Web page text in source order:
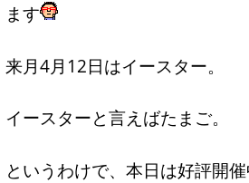
ます
来月4月12日はイースター。
イースターと言えばたまご。
というわけで、本日は好評開